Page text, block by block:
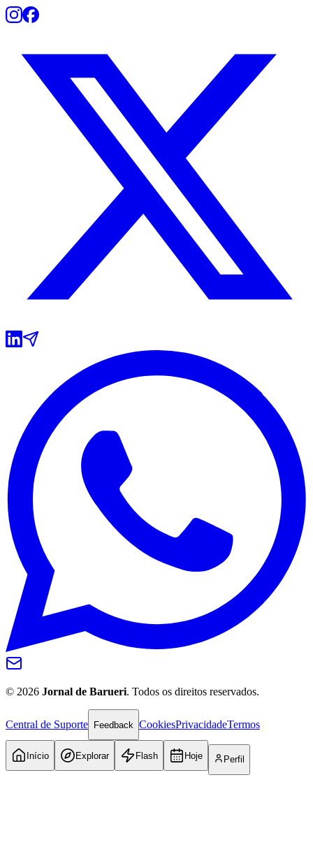
Grêmio
© 2026 Jornal de Barueri. Todos os direitos reservados.
Central de Suporte Feedback CookiesPrivacidadeTermos
Início Explorar Flash Hoje Perfil